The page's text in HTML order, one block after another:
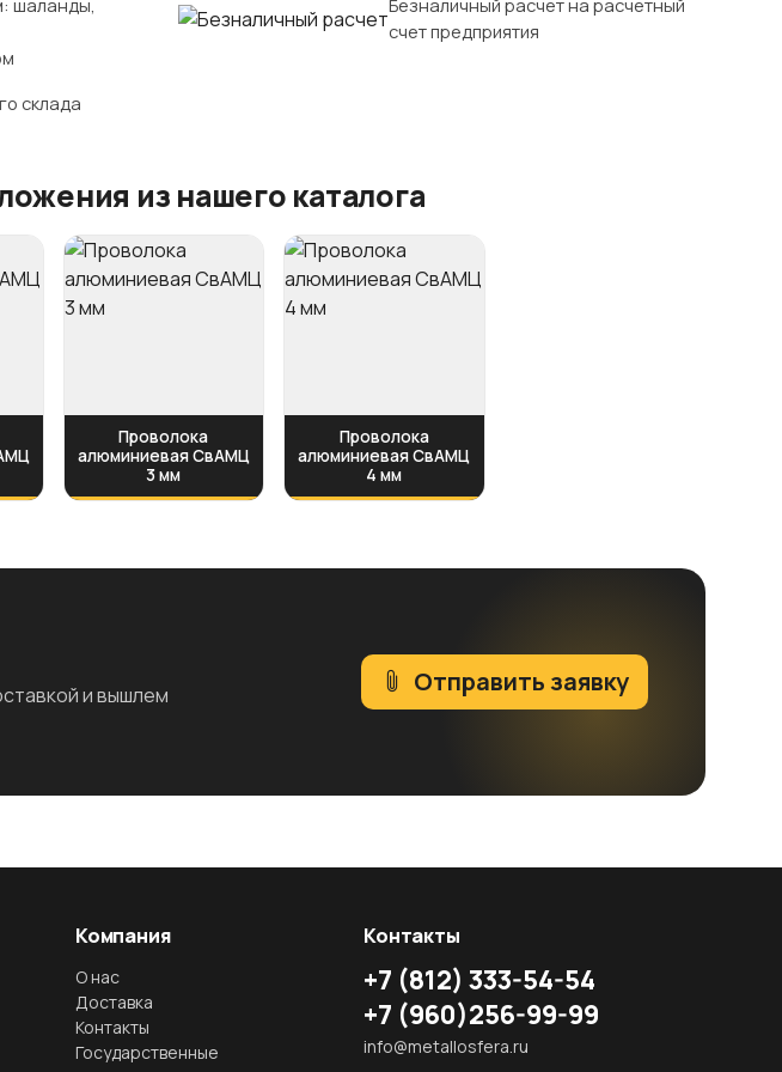
склада
счет предприятия
из нашего каталога
Проволока
алюминиевая СвАМЦ
3 мм
Проволока
алюминиевая СвАМЦ
4 мм
и вышлем
Отправить заявку
Компания
О нас
Доставка
Контакты
Государственные
Контакты
+7 (812) 333-54-54
+7 (960)256-99-99
info@metallosfera.ru